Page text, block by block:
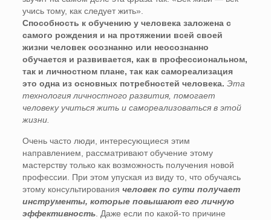
учись тому, как следует жить».
Способность к обучению у человека заложена с
самого рождения и на протяжении всей своей
жизни человек осознанно или неосознанно
обучается и развивается, как в профессиональном,
так и личностном плане, так как самореализация
это одна из основных потребностей человека. Эта
технология личностного развития, помогает
человеку учиться жить и самореализоваться в этой
жизни.
Очень часто люди, интересующиеся этим
направлением, рассматривают обучение этому
мастерству только как возможность получения новой
профессии. При этом упуская из виду то, что обучаясь
этому консультирования человек по сути получает
инструменты, которые повышают его личную
эффективность. Даже если по какой-то причине